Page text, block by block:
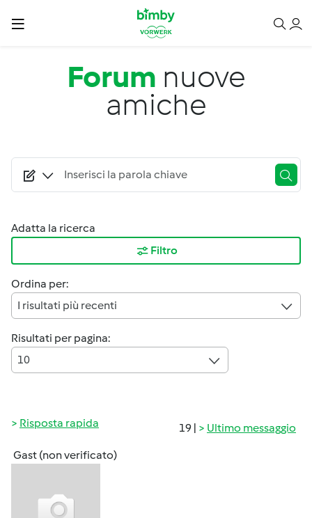
Salta al contenuto principale
Forum nuove
amiche
Adatta la ricerca
Filtro
Ordina per:
I risultati più recenti
Risultati per pagina:
10
19 | Ultimo messaggio
Risposta rapida
Gast (non verificato)